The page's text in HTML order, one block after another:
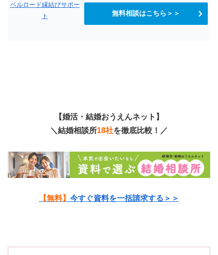
ベルロード縁結びサポー
ト
無料相談はこちら＞＞
【婚活・結婚おうえんネット】
＼結婚相談所18社を徹底比較！／
【無料】 今すぐ資料を一括請求する＞＞